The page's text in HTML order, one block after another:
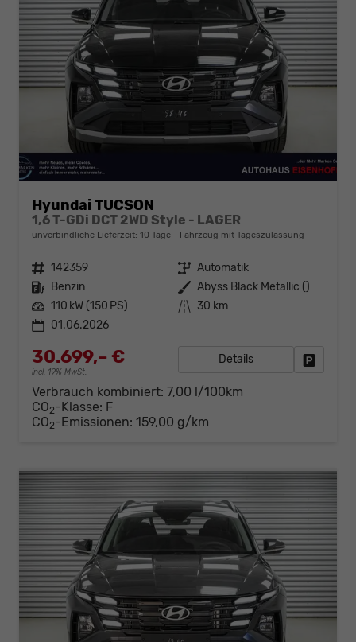
Hyundai TUCSON
1,6 T-GDi DCT 2WD Style - LAGER
unverbindliche Lieferzeit: 10 Tage Fahrzeug mit Tageszulassung
Fahrzeugnr. 142359 Getriebe Automatik
Kraftstoff Benzin Außenfarbe Abyss Black Metallic ()
Leistung 110 kW (150 PS) Kilometerstand 30 km
01.06.2026
30.699,– €
incl. 19% MwSt.
Details
Verbrauch kombiniert: 7,00 l/100km
CO2-Klasse: F
CO2-Emissionen: 159,00 g/km